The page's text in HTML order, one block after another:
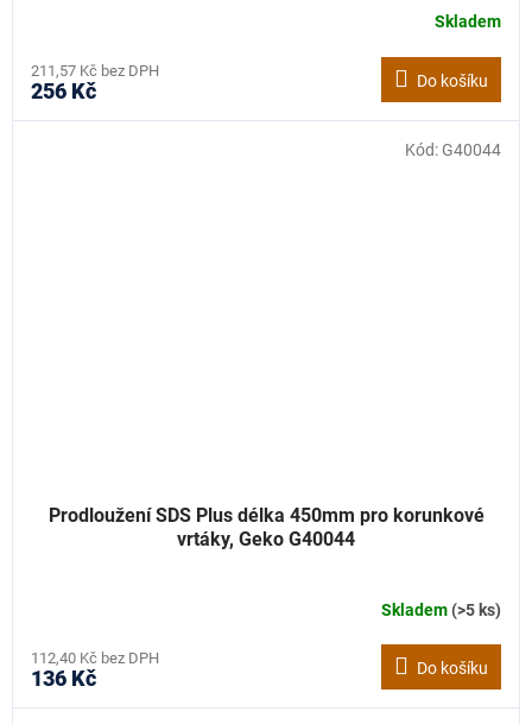
Skladem
211,57 Kč bez DPH
256 Kč Do košíku
Prodloužení SDS Plus délka 450mm pro korunkové
vrtáky, Geko G40044
Skladem(>5 ks)
112,40 Kč bez DPH
136 Kč Do košíku
Kód: G40044